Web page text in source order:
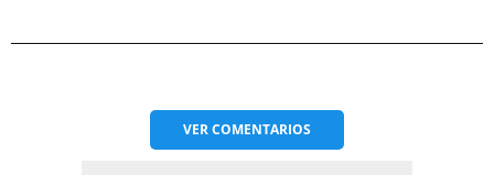
VERCOMENTARIOS